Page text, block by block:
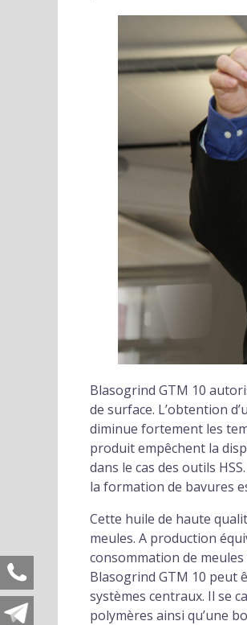
Blasogrind GTM 10
de surface. L’obtention
diminue fortement les
produit empêchent la
dans le cas des outils
la formation de bavures
Cette huile de haute
meules. A production
consommation de
Blasogrind GTM 10 peut
systèmes centraux. Il se
polymères ainsi qu’une